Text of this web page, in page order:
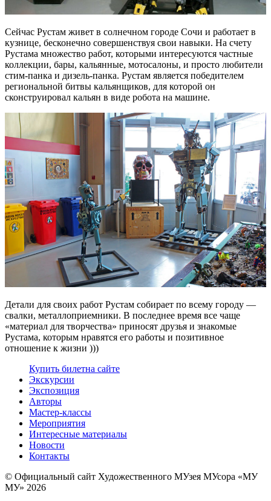
Сейчас Рустам живет в солнечном городе Сочи и работает в
кузнице, бесконечно совершенствуя свои навыки. На счету
Рустама множество работ, которыми интересуются частные
коллекции, бары, кальянные, мотосалоны, и просто любители
стим-панка и дизель-панка. Рустам является победителем
региональной битвы кальянщиков, для которой он
сконструировал кальян в виде робота на машине.
Детали для своих работ Рустам собирает по всему городу —
свалки, металлоприемники. В последнее время все чаще
«материал для творчества» приносят друзья и знакомые
Рустама, которым нравятся его работы и позитивное
отношение к жизни )))
Купить билетна сайте
Экскурсии
Экспозиция
Авторы
Мастер-классы
Мероприятия
Интересные материалы
Новости
Контакты
© Официальный сайт Художественного МУзея МУсора «МУ
МУ» 2026